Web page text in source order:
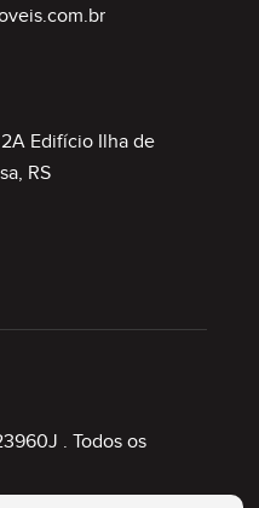
Edifício Ilha de
RS
. Todos os